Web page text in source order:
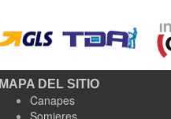
MAPA DEL SITIO
Canapes
Somieres